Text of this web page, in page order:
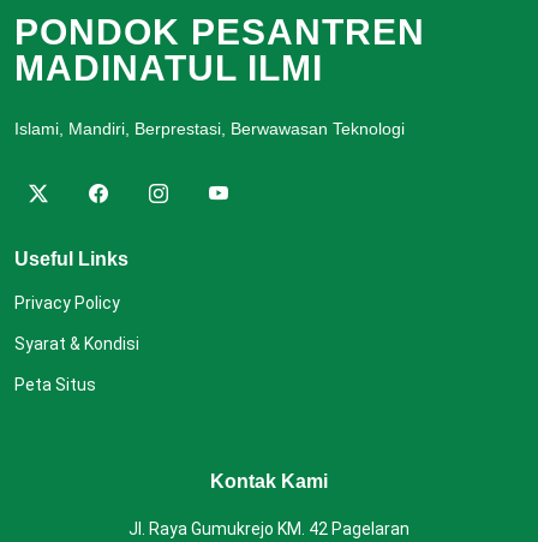
PONDOK PESANTREN
MADINATUL ILMI
Islami, Mandiri, Berprestasi, Berwawasan Teknologi
Useful Links
Privacy Policy
Syarat & Kondisi
Peta Situs
Kontak Kami
Jl. Raya Gumukrejo KM. 42 Pagelaran